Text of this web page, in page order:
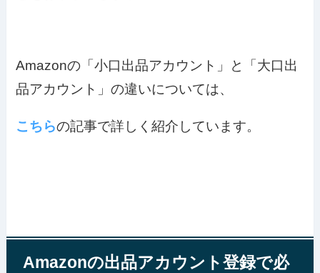
Amazonの「小口出品アカウント」と「大口出
品アカウント」の違いについては、
こちらの記事で詳しく紹介しています。
Amazonの出品アカウント登録で必